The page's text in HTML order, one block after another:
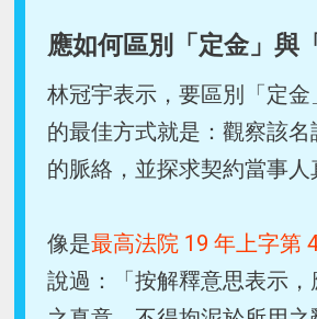
應如何區別「定金」與
林冠宇表示，要區別「定金
的最佳方式就是：觀察該
的脈絡，並探求契約當事人
像是最高法院 19 年上字第
說過：「按解釋意思表示，